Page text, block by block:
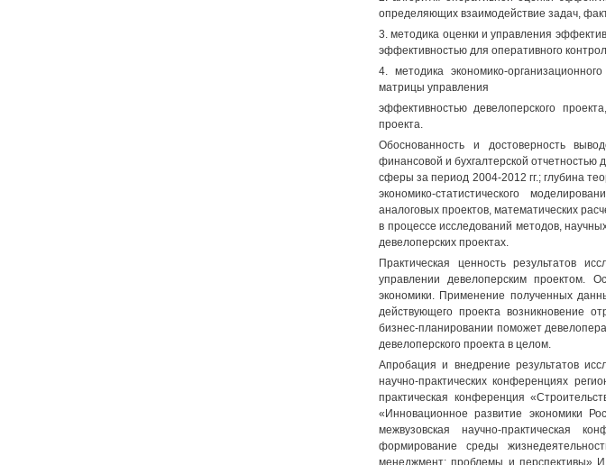
определяющих взаимодействие задач,
3. методика оценки и управления
эффективностью для оперативного
4. методика экономико-
матрицы управления
эффективностью девелоперского
проекта.
Обоснованность и достоверность
финансовой и бухгалтерской отчетностью
сферы за период 2004-2012 гг.; глубина
экономико-статистического
аналоговых проектов, математических
в процессе исследований методов,
девелоперских проектах.
Практическая ценность результатов
управлении девелоперским проектом.
экономики. Применение полученных
действующего проекта возникновение
бизнес-планировании поможет
девелоперского проекта в целом.
Апробация и внедрение результатов
научно-практических конференциях
практическая конференция
«Инновационное развитие экономики
межвузовская научно-практическая
формирование среды
менеджмент: проблемы и перспективы»